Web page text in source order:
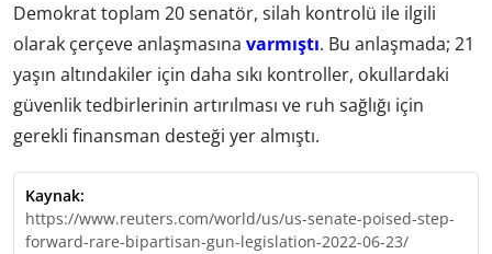
Demokrat toplam 20 senatör, silah kontrolü ile ilgili
olarak çerçeve anlaşmasına varmıştı. Bu anlaşmada; 21
yaşın altındakiler için daha sıkı kontroller, okullardaki
güvenlik tedbirlerinin artırılması ve ruh sağlığı için
gerekli finansman desteği yer almıştı.
Kaynak:
https://www.reuters.com/world/us/us-senate-poised-step-
forward-rare-bipartisan-gun-legislation-2022-06-23/